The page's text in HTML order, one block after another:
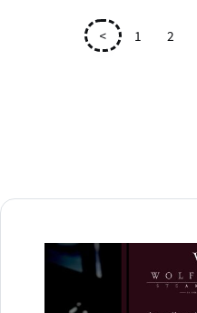
< 1 2
広告